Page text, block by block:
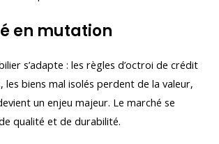
en mutation
s’adapte : les règles d’octroi de crédit
biens mal isolés perdent de la valeur,
un enjeu majeur. Le marché se
qualité et de durabilité.